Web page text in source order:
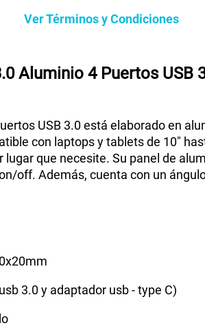
Ver Términos y Condiciones
Aluminio 4 Puertos USB
USB 3.0 está elaborado en
con laptops y tablets de 10"
lugar que necesite. Su panel de
off. Además, cuenta con un
3.0 y adaptador usb - type C)